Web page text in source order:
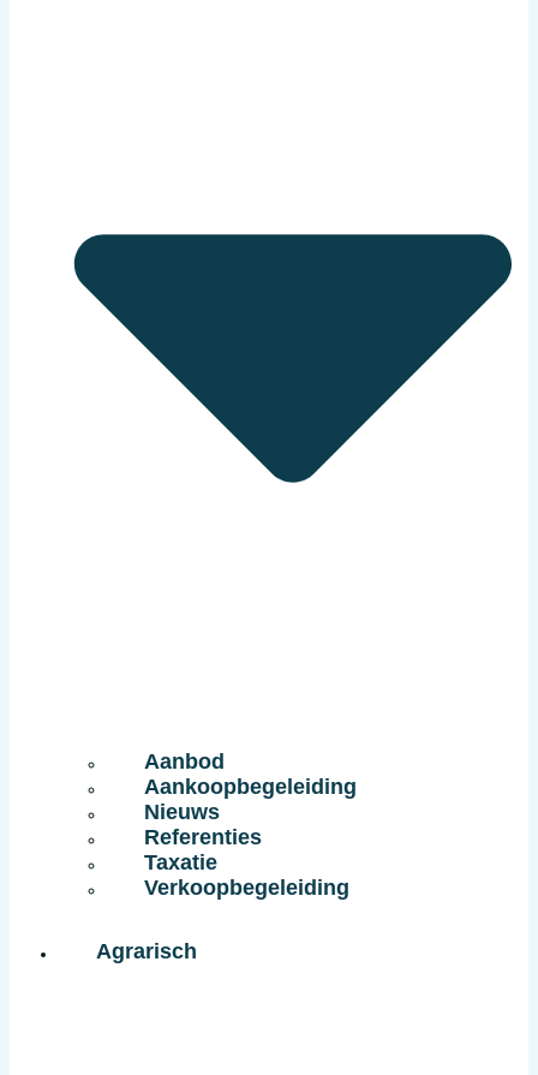
Aanbod
Aankoopbegeleiding
Nieuws
Referenties
Taxatie
Verkoopbegeleiding
Agrarisch